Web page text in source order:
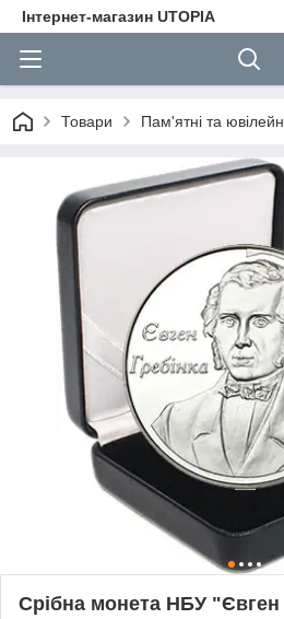
Інтернет-магазин UTOPIA
Товари Пам'ятні та
Срібна монета НБУ "Євген